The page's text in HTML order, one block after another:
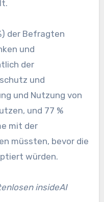
der Befragten
und
der
und
und Nutzung von
und 77 %
mit der
müssten, bevor die
würden.
insideAI